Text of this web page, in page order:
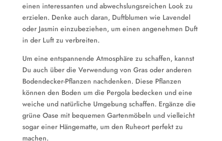
einen interessanten und abwechslungsreichen Look zu
erzielen. Denke auch daran, Duftblumen wie Lavendel
oder Jasmin einzubeziehen, um einen angenehmen Duft
in der Luft zu verbreiten.
Um eine entspannende Atmosphäre zu schaffen, kannst
Du auch über die Verwendung von Gras oder anderen
Bodendecker-Pflanzen nachdenken. Diese Pflanzen
können den Boden um die Pergola bedecken und eine
weiche und natürliche Umgebung schaffen. Ergänze die
grüne Oase mit bequemen Gartenmöbeln und vielleicht
sogar einer Hängematte, um den Ruheort perfekt zu
machen.